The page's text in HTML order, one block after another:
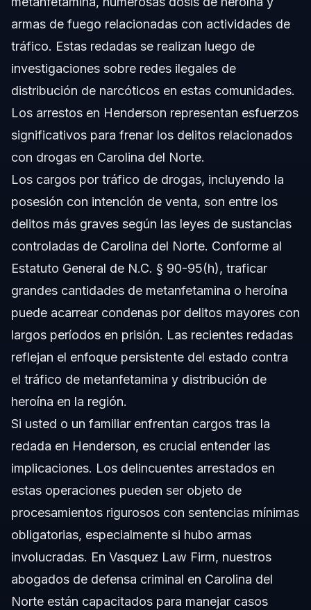
armas de fuego relacionadas con actividades de
tráfico. Estas redadas se realizan luego de
investigaciones sobre redes ilegales de
distribución de narcóticos en estas comunidades.
Los arrestos en Henderson representan esfuerzos
significativos para frenar los delitos relacionados
con drogas en Carolina del Norte.
Los cargos por tráfico de drogas, incluyendo la
posesión con intención de venta, son entre los
delitos más graves según las leyes de sustancias
controladas de Carolina del Norte. Conforme al
Estatuto General de N.C. § 90-95(h), traficar
grandes cantidades de metanfetamina o heroína
puede acarrear condenas por delitos mayores con
largos períodos en prisión. Las recientes redadas
reflejan el enfoque persistente del estado contra
el tráfico de metanfetamina y distribución de
heroína en la región.
Si usted o un familiar enfrentan cargos tras la
redada en Henderson, es crucial entender las
implicaciones. Los delincuentes arrestados en
estas operaciones pueden ser objeto de
procesamientos rigurosos con sentencias mínimas
obligatorias, especialmente si hubo armas
involucradas. En Vasquez Law Firm, nuestros
abogados de defensa criminal en Carolina del
Norte están capacitados para manejar casos